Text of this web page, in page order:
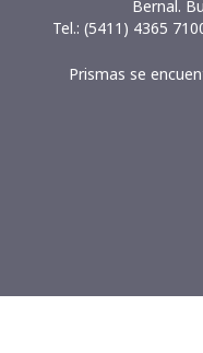
Bernal.
Tel.: (5411) 4365
Prismas se